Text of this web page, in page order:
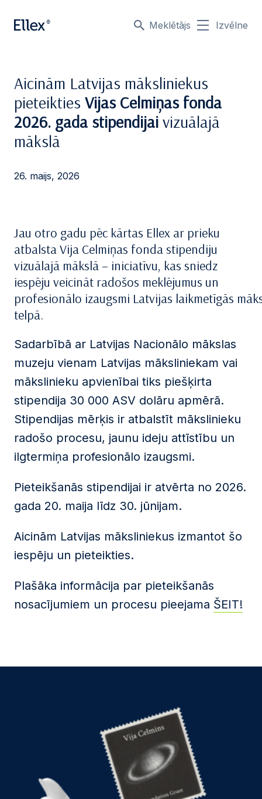
Meklētājs Izvēlne
Aicinām Latvijas māksliniekus
pieteikties Vijas Celmiņas fonda
2026. gada stipendijai vizuālajā
mākslā
26. maijs, 2026
Jau otro gadu pēc kārtas Ellex ar prieku
atbalsta Vija Celmiņas fonda stipendiju
vizuālajā mākslā – iniciatīvu, kas sniedz
iespēju veicināt radošos meklējumus un
profesionālo izaugsmi Latvijas laikmetīgās
telpā.
Sadarbībā ar Latvijas Nacionālo mākslas
muzeju vienam Latvijas māksliniekam vai
mākslinieku apvienībai tiks piešķirta
stipendija 30 000 ASV dolāru apmērā.
Stipendijas mērķis ir atbalstīt mākslinieku
radošo procesu, jaunu ideju attīstību un
ilgtermiņa profesionālo izaugsmi.
Pieteikšanās stipendijai ir atvērta no 2026.
gada 20. maija līdz 30. jūnijam.
Aicinām Latvijas māksliniekus izmantot šo
iespēju un pieteikties.
Plašāka informācija par pieteikšanās
nosacījumiem un procesu pieejama ŠEIT!